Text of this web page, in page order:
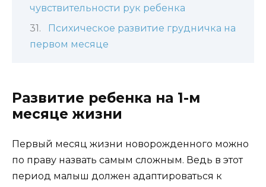
чувствительности рук ребенка
Психическое развитие грудничка на
первом месяце
Развитие ребенка на 1-м
месяце жизни
Первый месяц жизни новорожденного можно
по праву назвать самым сложным. Ведь в этот
период малыш должен адаптироваться к